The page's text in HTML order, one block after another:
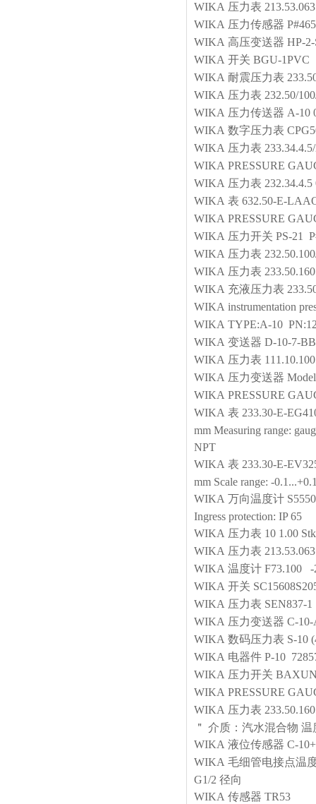
WIKA 压力表
WIKA 压力传感器
WIKA 高压变送器 HP-
WIKA 开关 BGU-
WIKA 耐震压力表
WIKA 压力表 232.50/
WIKA 压力传送器 A-10
WIKA 数字压力表
WIKA 压力表
WIKA PRESSURE
WIKA 压力表
WIKA 表 632.50-E-
WIKA PRESSURE
WIKA 压力开关 PS-21
WIKA 压力表
WIKA 压力表
WIKA 充液压力表
WIKA instrumentation
WIKA TYPE:A-10
WIKA 变送器 D-10-7-
WIKA 压力表
WIKA 压力变送器
WIKA PRESSURE
WIKA 表 233.30-E-
mm Measuring range:
NPT
WIKA 表 233.30-E-
mm Scale range: -
WIKA 万向温度计
Ingress protection: IP 65
WIKA 压力表 10 1.00
WIKA 压力表
WIKA 温度计 F73.100
WIKA 开关
WIKA 压力表 SEN837-1
WIKA 压力变送器 C-
WIKA 数码压力表 S-10
WIKA 电器件 P-10
WIKA 压力开关
WIKA PRESSURE
WIKA 压力表
＂ 介质：汽水混合物
WIKA 液位传感器 C-
WIKA 毛细管电接点温
G1/2 径向
WIKA 传感器 TR53